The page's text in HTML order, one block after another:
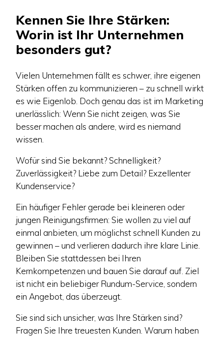
Kennen Sie Ihre Stärken:
Worin ist Ihr Unternehmen
besonders gut?
Vielen Unternehmen fällt es schwer, ihre eigenen
Stärken offen zu kommunizieren – zu schnell wirkt
es wie Eigenlob. Doch genau das ist im Marketing
unerlässlich: Wenn Sie nicht zeigen, was Sie
besser machen als andere, wird es niemand
wissen.
Wofür sind Sie bekannt? Schnelligkeit?
Zuverlässigkeit? Liebe zum Detail? Exzellenter
Kundenservice?
Ein häufiger Fehler gerade bei kleineren oder
jungen Reinigungsfirmen: Sie wollen zu viel auf
einmal anbieten, um möglichst schnell Kunden zu
gewinnen – und verlieren dadurch ihre klare Linie.
Bleiben Sie stattdessen bei Ihren
Kernkompetenzen und bauen Sie darauf auf. Ziel
ist nicht ein beliebiger Rundum-Service, sondern
ein Angebot, das überzeugt.
Sie sind sich unsicher, was Ihre Stärken sind?
Fragen Sie Ihre treuesten Kunden. Warum haben